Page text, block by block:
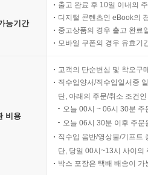
능기간
출고 완료 후 10일 이내의
디지털 콘텐츠인 eBook의
중고상품의 경우 출고 완료
모바일 쿠폰의 경우 유효기
비용
고객의 단순변심 및 착오구
직수입양서/직수입일서중
단, 아래의 주문/취소 조건
오늘 00시 ~ 06시 30분
오늘 06시 30분 이후 주
직수입 음반/영상물/기프트
단, 당일 00시~13시 사이의
박스 포장은 택배 배송이